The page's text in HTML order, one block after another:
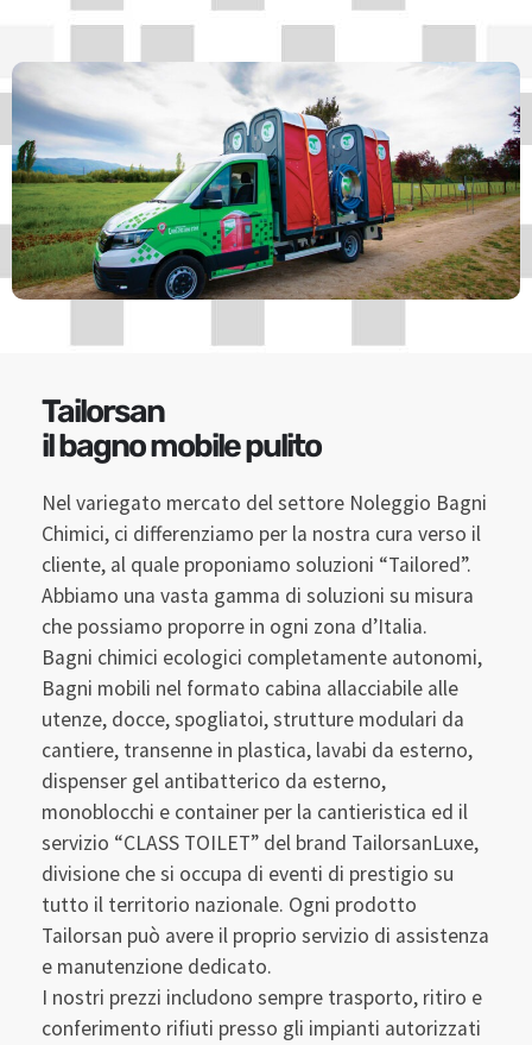
Tailorsan
il bagno mobile pulito
Nel variegato mercato del settore Noleggio Bagni
Chimici, ci differenziamo per la nostra cura verso il
cliente, al quale proponiamo soluzioni “Tailored”.
Abbiamo una vasta gamma di soluzioni su misura
che possiamo proporre in ogni zona d’Italia.
Bagni chimici ecologici completamente autonomi,
Bagni mobili nel formato cabina allacciabile alle
utenze, docce, spogliatoi, strutture modulari da
cantiere, transenne in plastica, lavabi da esterno,
dispenser gel antibatterico da esterno,
monoblocchi e container per la cantieristica ed il
servizio “CLASS TOILET” del brand TailorsanLuxe,
divisione che si occupa di eventi di prestigio su
tutto il territorio nazionale. Ogni prodotto
Tailorsan può avere il proprio servizio di assistenza
e manutenzione dedicato.
I nostri prezzi includono sempre trasporto, ritiro e
conferimento rifiuti presso gli impianti autorizzati